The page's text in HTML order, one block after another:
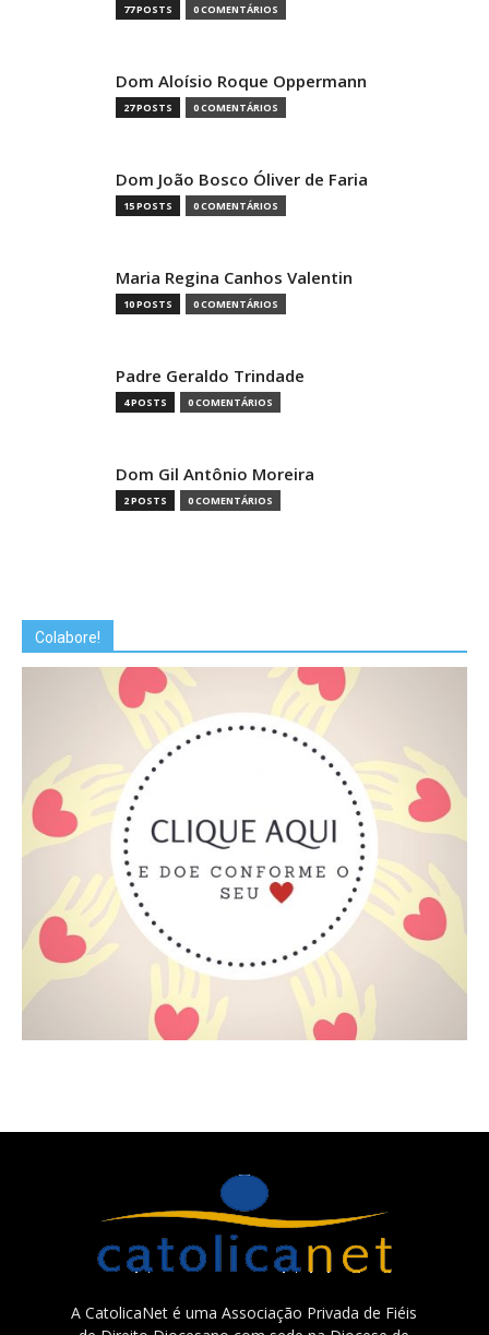
77 POSTS 0 COMENTÁRIOS
Dom Aloísio Roque Oppermann
27 POSTS 0 COMENTÁRIOS
Dom João Bosco Óliver de Faria
15 POSTS 0 COMENTÁRIOS
Maria Regina Canhos Valentin
10 POSTS 0 COMENTÁRIOS
Padre Geraldo Trindade
4 POSTS 0 COMENTÁRIOS
Dom Gil Antônio Moreira
2 POSTS 0 COMENTÁRIOS
Colabore!
A CatolicaNet é uma Associação Privada de Fiéis